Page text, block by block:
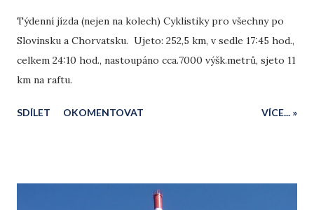
Týdenní jízda (nejen na kolech) Cyklistiky pro všechny po
Slovinsku a Chorvatsku. Ujeto: 252,5 km, v sedle 17:45 hod.,
celkem 24:10 hod., nastoupáno cca.7000 výšk.metrů, sjeto 11
km na raftu.
SDÍLET OKOMENTOVAT VÍCE... »